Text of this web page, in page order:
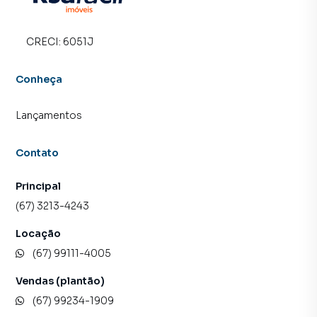
CRECI: 6051J
Conheça
Lançamentos
Contato
Principal
(67) 3213-4243
Locação
(67) 99111-4005
Vendas (plantão)
(67) 99234-1909